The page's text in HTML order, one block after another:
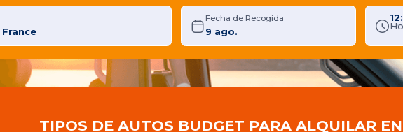
Fecha de Recogida
TIPOS DE AUTOS BUDGET PARA ALQUILAR